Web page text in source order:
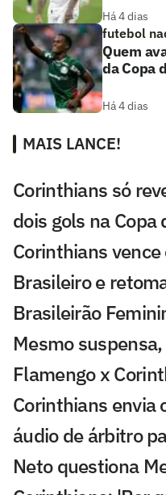
Há 4 dias
futebol
Quem
da Copa
Há 4 dias
MAIS LANCE!
Corinthians só
dois gols na Copa
Corinthians
Brasileiro e
Brasileirão
Mesmo
Flamengo x
Corinthians envia
áudio de árbitro
Neto questiona